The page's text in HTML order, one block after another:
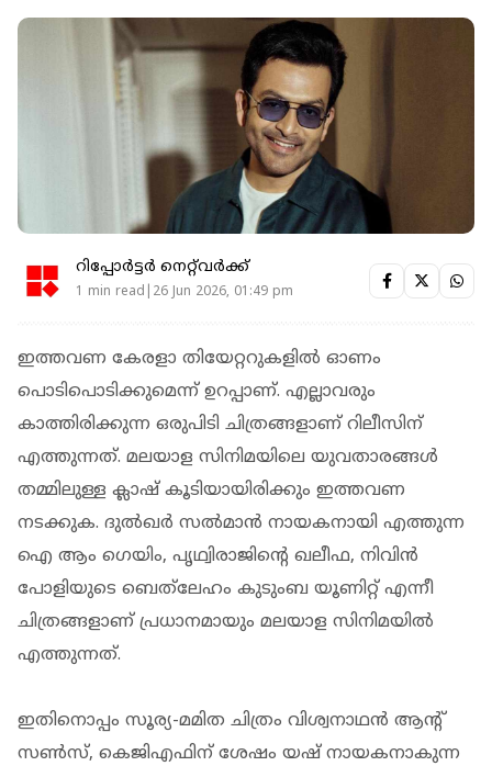
റിപ്പോർട്ടർ നെറ്റ്‌വര്‍ക്ക്‌
1 min read|26 Jun 2026, 01:49 pm
ഇത്തവണ കേരളാ തിയേറ്ററുകളിൽ ഓണം
പൊടിപൊടിക്കുമെന്ന് ഉറപ്പാണ്. എല്ലാവരും
കാത്തിരിക്കുന്ന ഒരുപിടി ചിത്രങ്ങളാണ് റിലീസിന്
എത്തുന്നത്. മലയാള സിനിമയിലെ യുവതാരങ്ങൾ
തമ്മിലുള്ള ക്ലാഷ് കൂടിയായിരിക്കും ഇത്തവണ
നടക്കുക. ദുൽഖർ സൽമാൻ നായകനായി എത്തുന്ന
ഐ ആം ഗെയിം, പൃഥ്വിരാജിന്റെ ഖലീഫ, നിവിൻ
പോളിയുടെ ബെത്‌ലേഹം കുടുംബ യൂണിറ്റ് എന്നീ
ചിത്രങ്ങളാണ് പ്രധാനമായും മലയാള സിനിമയിൽ
എത്തുന്നത്.
ഇതിനൊപ്പം സൂര്യ-മമിത ചിത്രം വിശ്വനാഥൻ ആന്റ്
സൺസ്, കെജിഎഫിന് ശേഷം യഷ് നായകനാകുന്ന